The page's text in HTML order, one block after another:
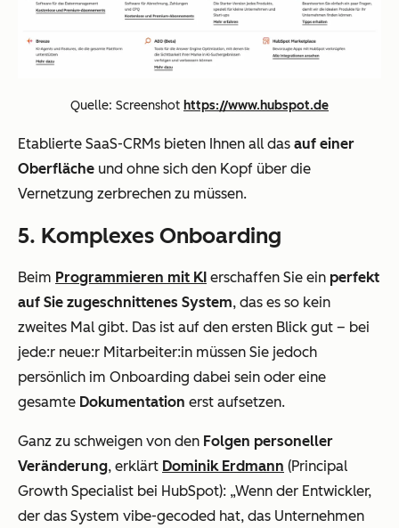
Quelle: Screenshot https://www.hubspot.de
Etablierte SaaS-CRMs bieten Ihnen all das auf einer
Oberfläche und ohne sich den Kopf über die
Vernetzung zerbrechen zu müssen.
5. Komplexes Onboarding
Beim Programmieren mit KI erschaffen Sie ein perfekt
auf Sie zugeschnittenes System, das es so kein
zweites Mal gibt. Das ist auf den ersten Blick gut – bei
jede:r neue:r Mitarbeiter:in müssen Sie jedoch
persönlich im Onboarding dabei sein oder eine
gesamte Dokumentation erst aufsetzen.
Ganz zu schweigen von den Folgen personeller
Veränderung, erklärt Dominik Erdmann (Principal
Growth Specialist bei HubSpot): „Wenn der Entwickler,
der das System vibe-gecoded hat, das Unternehmen